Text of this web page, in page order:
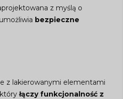
z myślą o
bezpieczne
z lakierowanymi elementami
łączy funkcjonalność z